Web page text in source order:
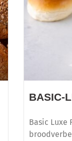
soorten gebak
BASIC-
Basic Luxe